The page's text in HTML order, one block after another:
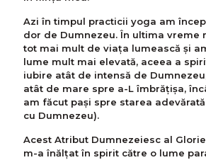
Azi în timpul practicii yoga am
dor de Dumnezeu. În ultima vreme
tot mai mult de viața lumească și
lume mult mai elevată, aceea a
iubire atât de intensă de
atât de mare spre a-L îmbrățișa,
am făcut pași spre starea
cu Dumnezeu).
Acest Atribut Dumnezeiesc al
m-a înălțat în spirit către o lume